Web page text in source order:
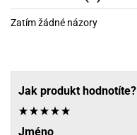
Zatím žádné názory
Jak produkt hodnotíte?
Jméno